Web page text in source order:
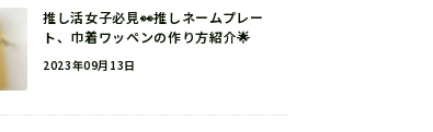
推し活女子必見👀推しネームプレー
ト、巾着ワッペンの作り方紹介🌟
2023年09月13日